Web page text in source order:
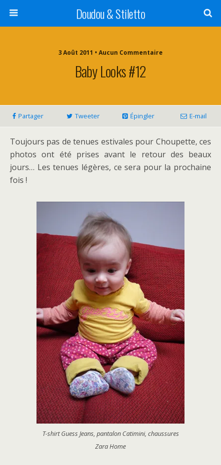
Doudou & Stiletto
3 Août 2011 • Aucun Commentaire
Baby Looks #12
Partager Tweeter Épingler E-mail
Toujours pas de tenues estivales pour Choupette, ces
photos ont été prises avant le retour des beaux
jours… Les tenues légères, ce sera pour la prochaine
fois !
T-shirt Guess Jeans, pantalon Catimini, chaussures
Zara Home